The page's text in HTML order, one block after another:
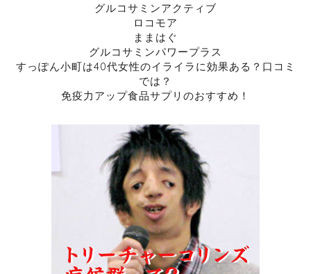
グルコサミンアクティブ
ロコモア
ままはぐ
グルコサミンパワープラス
すっぽん小町は40代女性のイライラに効果ある？口コミ
では？
免疫力アップ食品サプリのおすすめ！